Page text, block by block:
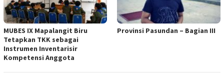
MUBES IX Mapalangit Biru
Tetapkan TKK sebagai
Instrumen Inventarisir
Kompetensi Anggota
Provinsi Pasundan – Bagian III